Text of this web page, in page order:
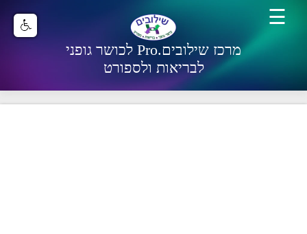
מרכז שילובים.Pro לכושר גופני
לבריאות ולספורט
☰